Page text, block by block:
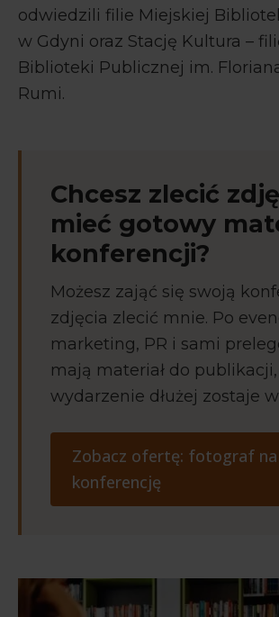
odwiedzili filie Miejskiej
w Gdyni oraz Stację Kultura –
Biblioteki Publicznej im.
Rumi.
Chcesz zlecić
mieć gotowy
konferencji?
Możesz zająć się swoją
zdjęcia zlecić mnie. Po
marketing, PR i sami
mają materiał do publikacji,
wydarzenie dłużej zostaje
Zobacz ofertę: fotograf na
konferencję